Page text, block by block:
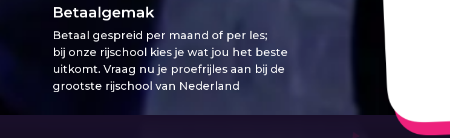
Betaalgemak
Betaal gespreid per maand of per les;
bij onze rijschool kies je wat jou het beste
uitkomt. Vraag nu je proefrijles aan bij de
grootste rijschool van Nederland